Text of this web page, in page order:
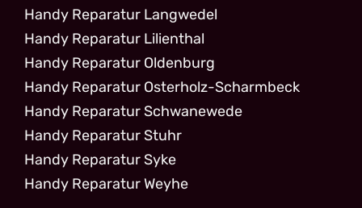
Handy Reparatur Langwedel
Handy Reparatur Lilienthal
Handy Reparatur Oldenburg
Handy Reparatur Osterholz-Scharmbeck
Handy Reparatur Schwanewede
Handy Reparatur Stuhr
Handy Reparatur Syke
Handy Reparatur Weyhe